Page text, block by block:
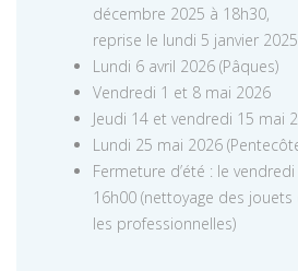
décembre 2025 à 18h30,
reprise le lundi 5 janvier
Lundi 6 avril 2026 (Pâques)
Vendredi 1 et 8 mai 2026
Jeudi 14 et vendredi 15 mai
Lundi 25 mai 2026
Fermeture d’été : le
16h00 (nettoyage des
les professionnelles)